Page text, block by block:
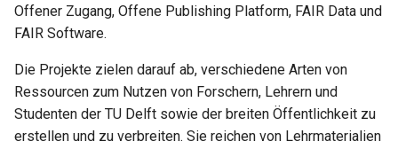
Offener Zugang, Offene Publishing Platform, FAIR Data und
FAIR Software.
Die Projekte zielen darauf ab, verschiedene Arten von
Ressourcen zum Nutzen von Forschern, Lehrern und
Studenten der TU Delft sowie der breiten Öffentlichkeit zu
erstellen und zu verbreiten. Sie reichen von Lehrmaterialien